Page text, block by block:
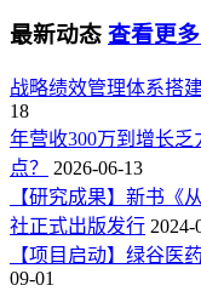
最新动态 查看更
战略绩效管理体系搭
18
年营收300万到增长
点？
2026-06-13
【研究成果】新书《
社正式出版发行 2024-
【项目启动】绿谷医
09-01